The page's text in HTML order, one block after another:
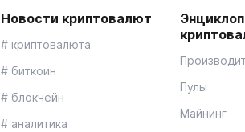
Новости криптовалют
# криптовалюта
# биткоин
# блокчейн
# аналитика
Пулы
Майнинг